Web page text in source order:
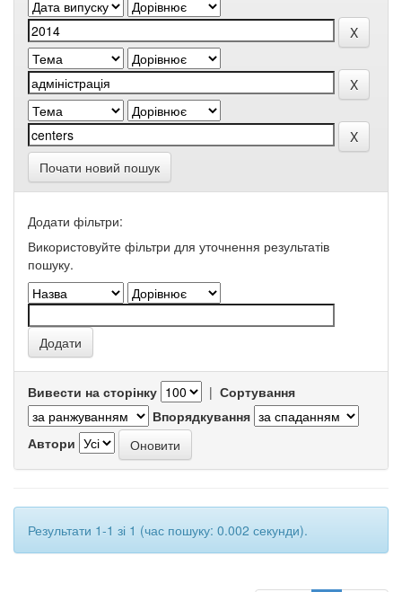
Почати новий пошук
Додати фільтри:
Використовуйте фільтри для уточнення результатів
пошуку.
Вивести на сторінку | Сортування
Впорядкування
Автори
Результати 1-1 зі 1 (час пошуку: 0.002 секунди).